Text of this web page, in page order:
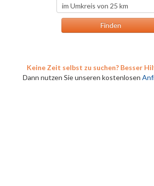
Keine Zeit selbst zu suchen? Besser
Dann nutzen Sie unseren kostenlosen